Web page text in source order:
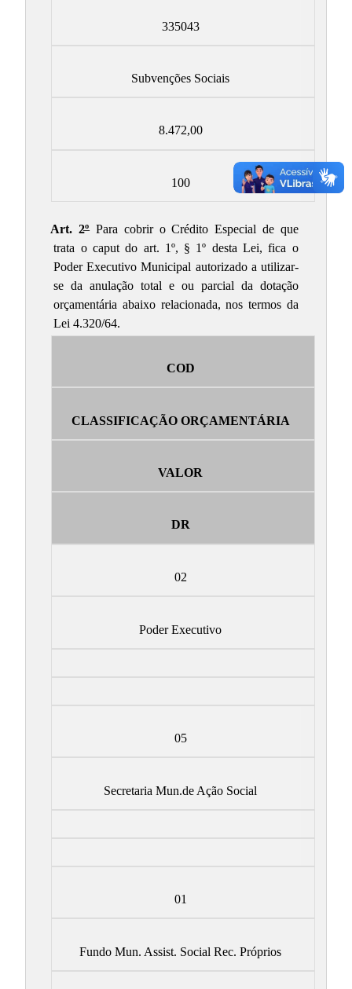
335043
Subvenções Sociais
8.472,00
100
Art. 2º– Para cobrir o Crédito Especial de que
trata o caput do art. 1º, § 1º desta Lei, fica o
Poder Executivo Municipal autorizado a utilizar-
se da anulação total e ou parcial da dotação
orçamentária abaixo relacionada, nos termos da
Lei 4.320/64.
COD
CLASSIFICAÇÃO ORÇAMENTÁRIA
VALOR
DR
02
Poder Executivo
05
Secretaria Mun.de Ação Social
01
Fundo Mun. Assist. Social Rec. Próprios